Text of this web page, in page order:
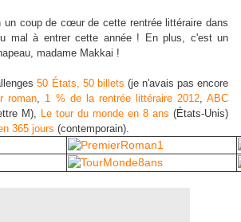
un coup de cœur de cette rentrée littéraire dans
mal à entrer cette année ! En plus, c'est un
madame Makkai !
50 États, 50 billets (je n'avais pas encore
roman, 1 % de la rentrée littéraire 2012,ABC
M), Le tour du monde en 8 ans (États-Unis)
365 jours (contemporain).